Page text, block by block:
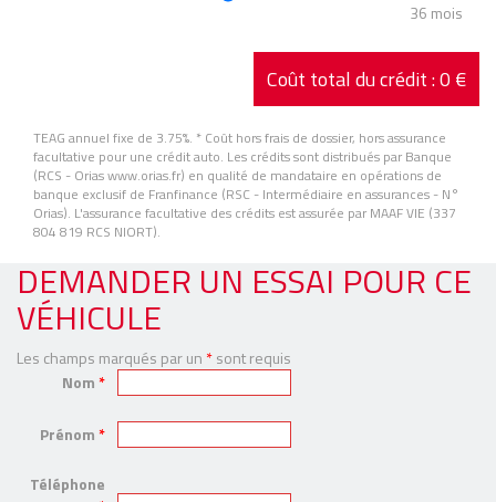
36 mois
Coût total du crédit :0 €
TEAG annuel fixe de 3.75%. * Coût hors frais de dossier, hors assurance
facultative pour une crédit auto. Les crédits sont distribués par Banque
(RCS - Orias www.orias.fr) en qualité de mandataire en opérations de
banque exclusif de Franfinance (RSC - Intermédiaire en assurances - N°
Orias). L'assurance facultative des crédits est assurée par MAAF VIE (337
804 819 RCS NIORT).
DEMANDER UN ESSAI POUR CE
VÉHICULE
Les champs marqués par un *sont requis
Nom*
Prénom*
Téléphone